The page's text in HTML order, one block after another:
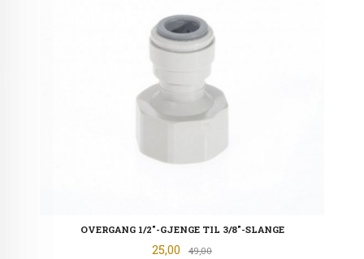
OVERGANG 1/2"-GJENGE TIL 3/8"-SLANGE
Tilbud
25,00 49,00Rabatt